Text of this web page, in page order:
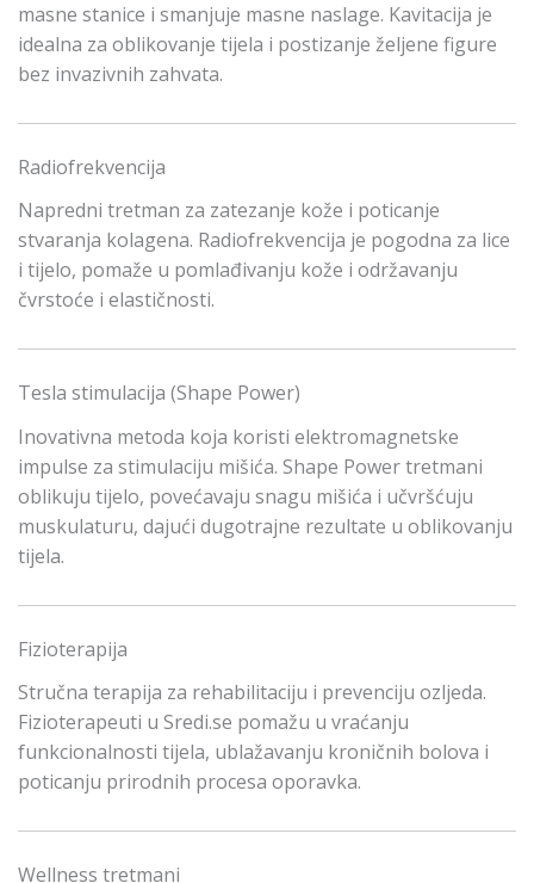
masne stanice i smanjuje masne naslage. Kavitacija je
idealna za oblikovanje tijela i postizanje željene figure
bez invazivnih zahvata.
Radiofrekvencija
Napredni tretman za zatezanje kože i poticanje
stvaranja kolagena. Radiofrekvencija je pogodna za lice
i tijelo, pomaže u pomlađivanju kože i održavanju
čvrstoće i elastičnosti.
Tesla stimulacija (Shape Power)
Inovativna metoda koja koristi elektromagnetske
impulse za stimulaciju mišića. Shape Power tretmani
oblikuju tijelo, povećavaju snagu mišića i učvršćuju
muskulaturu, dajući dugotrajne rezultate u oblikovanju
tijela.
Fizioterapija
Stručna terapija za rehabilitaciju i prevenciju ozljeda.
Fizioterapeuti u Sredi.se pomažu u vraćanju
funkcionalnosti tijela, ublažavanju kroničnih bolova i
poticanju prirodnih procesa oporavka.
Wellness tretmani